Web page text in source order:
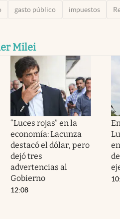
gasto público impuestos
Milei
“Luces rojas” en la
economía: Lacunza
destacó el dólar, pero
dejó tres
advertencias al
Gobierno
12:08